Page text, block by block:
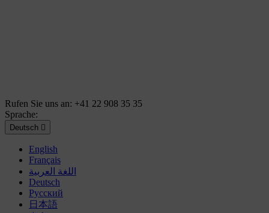
Rufen Sie uns an: +41 22 908 35 35
Sprache:
Deutsch 
English
Français
اللغة العربية
Deutsch
Русский
日本語